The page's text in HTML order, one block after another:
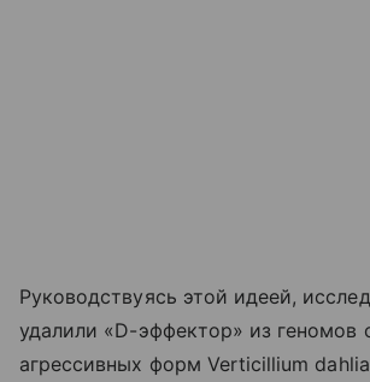
Руководствуясь этой идеей,
удалили «D-эффектор» из геномов
агрессивных форм Verticillium